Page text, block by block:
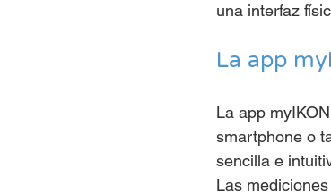
una interfaz
La app
La app
smartphone o
sencilla e
Las